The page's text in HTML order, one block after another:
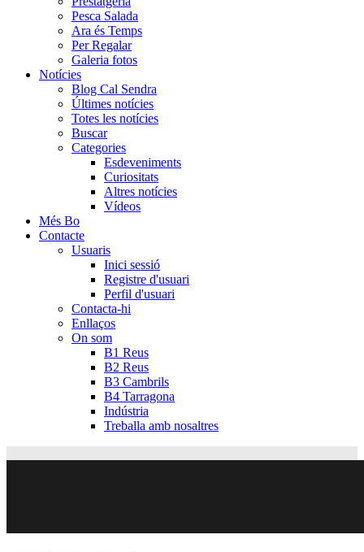
Pesca Salada
Ara és Temps
Per Regalar
Galeria fotos
Notícies
Blog Cal Sendra
Últimes notícies
Totes les notícies
Buscar
Categories
Esdeveniments
Curiositats
Altres notícies
Vídeos
Més Bo
Contacte
Usuaris
Inici sessió
Registre d'usuari
Perfil d'usuari
Contacta-hi
Enllaços
On som
B1 Reus
B2 Reus
B3 Cambrils
B4 Tarragona
Indústria
Treballa amb nosaltres